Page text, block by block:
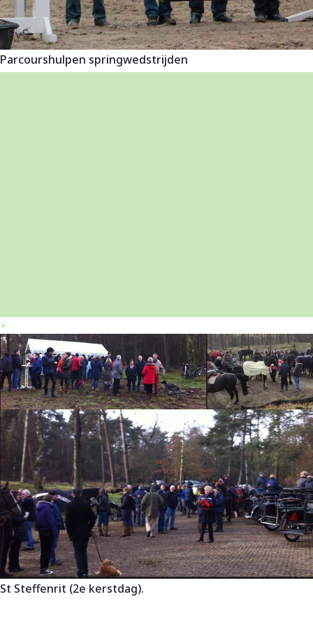
Parcourshulpen springwedstrijden
+
St Steffenrit (2e kerstdag).